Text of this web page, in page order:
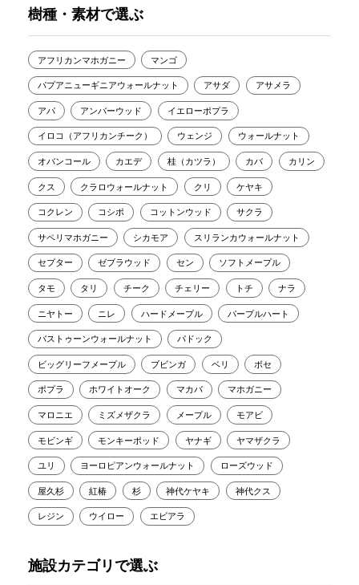
樹種・素材で選ぶ
アフリカンマホガニー マンゴ
パプアニューギニアウォールナット アサダ アサメラ
アパ アンバーウッド イエローポプラ
イロコ（アフリカンチーク） ウェンジ ウォールナット
オバンコール カエデ 桂（カツラ） カバ カリン
クス クラロウォールナット クリ ケヤキ
コクレン コシポ コットンウッド サクラ
サペリマホガニー シカモア スリランカウォールナット
セプター ゼブラウッド セン ソフトメープル
タモ タリ チーク チェリー トチ ナラ
ニヤトー ニレ ハードメープル パープルハート
バストゥーンウォールナット パドック
ビッグリーフメープル ブビンガ ベリ ボセ
ポプラ ホワイトオーク マカバ マホガニー
マロニエ ミズメザクラ メープル モアビ
モビンギ モンキーポッド ヤナギ ヤマザクラ
ユリ ヨーロピアンウォールナット ローズウッド
屋久杉 紅椿 杉 神代ケヤキ 神代クス
レジン ウイロー エビアラ
施設カテゴリで選ぶ